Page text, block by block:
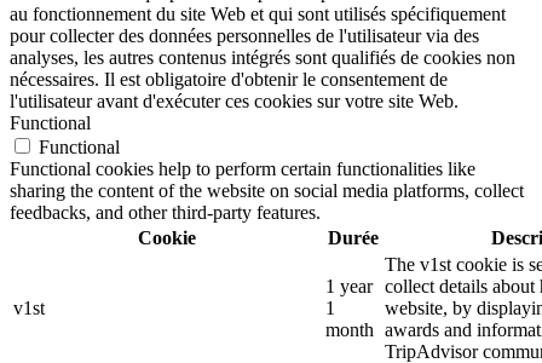
au fonctionnement du site Web et qui sont utilisés spécifiquement
pour collecter des données personnelles de l'utilisateur via des
analyses, les autres contenus intégrés sont qualifiés de cookies non
nécessaires. Il est obligatoire d'obtenir le consentement de
l'utilisateur avant d'exécuter ces cookies sur votre site Web.
Functional
Functional
Functional cookies help to perform certain functionalities like
sharing the content of the website on social media platforms, collect
feedbacks, and other third-party features.
Cookie
Durée
v1st
1 year
1
month
The v1st cookie is
collect details
website, by
awards and
TripAdvisor